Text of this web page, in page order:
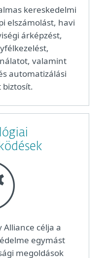
kereskedelmi
elszámolást, havi
árképzést,
valamint
automatizálási
biztosít.
Alliance célja a
egymást
megoldások